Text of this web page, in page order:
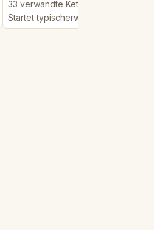
33 verwandte Kettenanfragen erfuellt
Startet typischerweise in 1 hour